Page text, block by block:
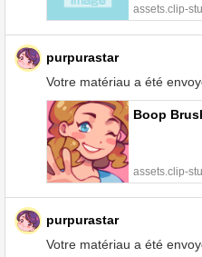
assets.clip-
purpurastar
Votre matériau a été
Boop
assets.clip-
purpurastar
Votre matériau a été